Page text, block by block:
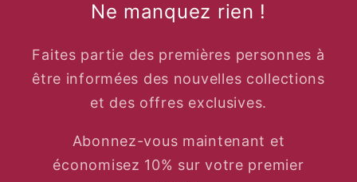
Ne manquez rien !
Faites partie des premières personnes à
être informées des nouvelles collections
et des offres exclusives.
Abonnez-vous maintenant et
économisez 10% sur votre premier